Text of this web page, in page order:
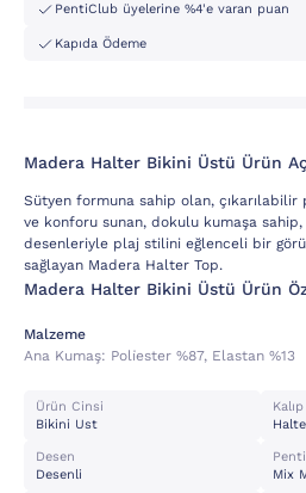
PentiClub üyelerine %4'e varan puan
Kapıda Ödeme
Madera Halter Bikini Üstü Ürün
Sütyen formuna sahip olan, çıkarılabilir
ve konforu sunan, dokulu kumaşa sahip,
desenleriyle plaj stilini eğlenceli bir
sağlayan Madera Halter Top.
Madera Halter Bikini Üstü Ürün
Malzeme
Ana Kumaş: Poli̇ester %87, Elastan %13
Ürün Cinsi
Bikini Ust
Kalıp
Desen
Desenli
Mix